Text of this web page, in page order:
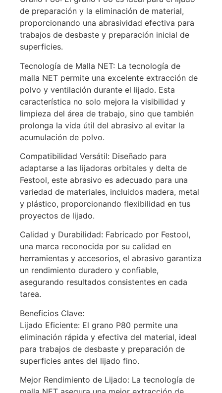
de preparación y la eliminación de material,
proporcionando una abrasividad efectiva para
trabajos de desbaste y preparación inicial de
superficies.
Tecnología de Malla NET: La tecnología de
malla NET permite una excelente extracción de
polvo y ventilación durante el lijado. Esta
característica no solo mejora la visibilidad y
limpieza del área de trabajo, sino que también
prolonga la vida útil del abrasivo al evitar la
acumulación de polvo.
Compatibilidad Versátil: Diseñado para
adaptarse a las lijadoras orbitales y delta de
Festool, este abrasivo es adecuado para una
variedad de materiales, incluidos madera, metal
y plástico, proporcionando flexibilidad en tus
proyectos de lijado.
Calidad y Durabilidad: Fabricado por Festool,
una marca reconocida por su calidad en
herramientas y accesorios, el abrasivo garantiza
un rendimiento duradero y confiable,
asegurando resultados consistentes en cada
tarea.
Beneficios Clave:
Lijado Eficiente: El grano P80 permite una
eliminación rápida y efectiva del material, ideal
para trabajos de desbaste y preparación de
superficies antes del lijado fino.
Mejor Rendimiento de Lijado: La tecnología de